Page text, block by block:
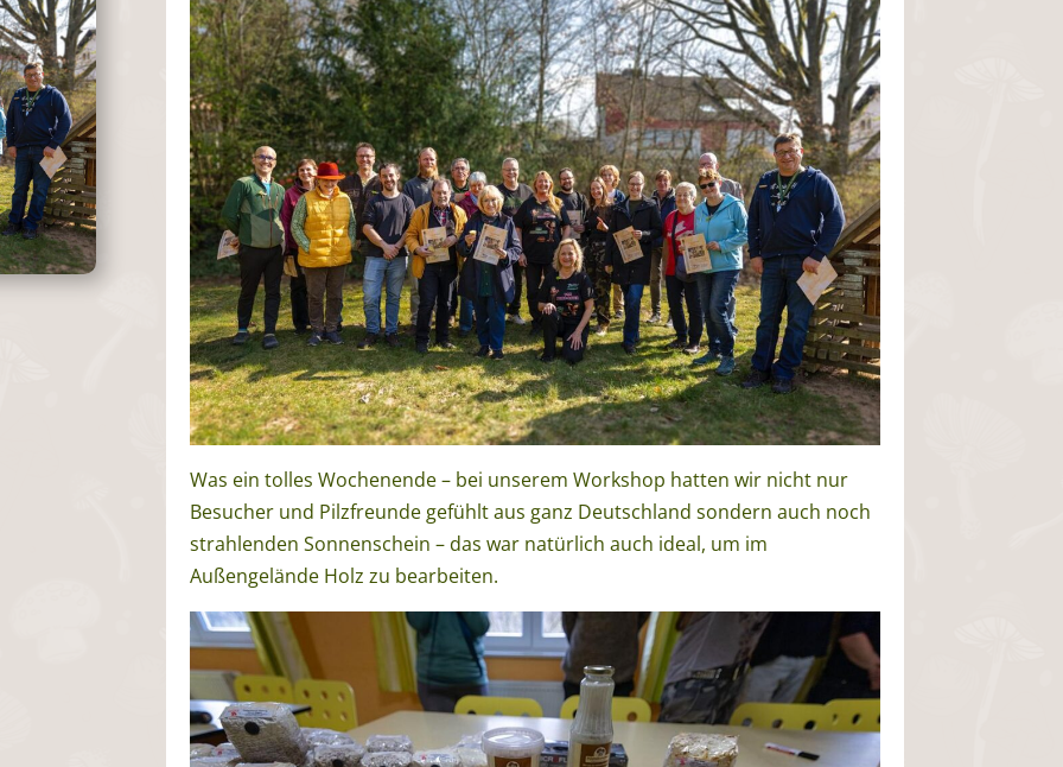
Was ein tolles Wochenende – bei unserem Workshop hatten wir nicht nur
Besucher und Pilzfreunde gefühlt aus ganz Deutschland sondern auch noch
strahlenden Sonnenschein – das war natürlich auch ideal, um im
Außengelände Holz zu bearbeiten.